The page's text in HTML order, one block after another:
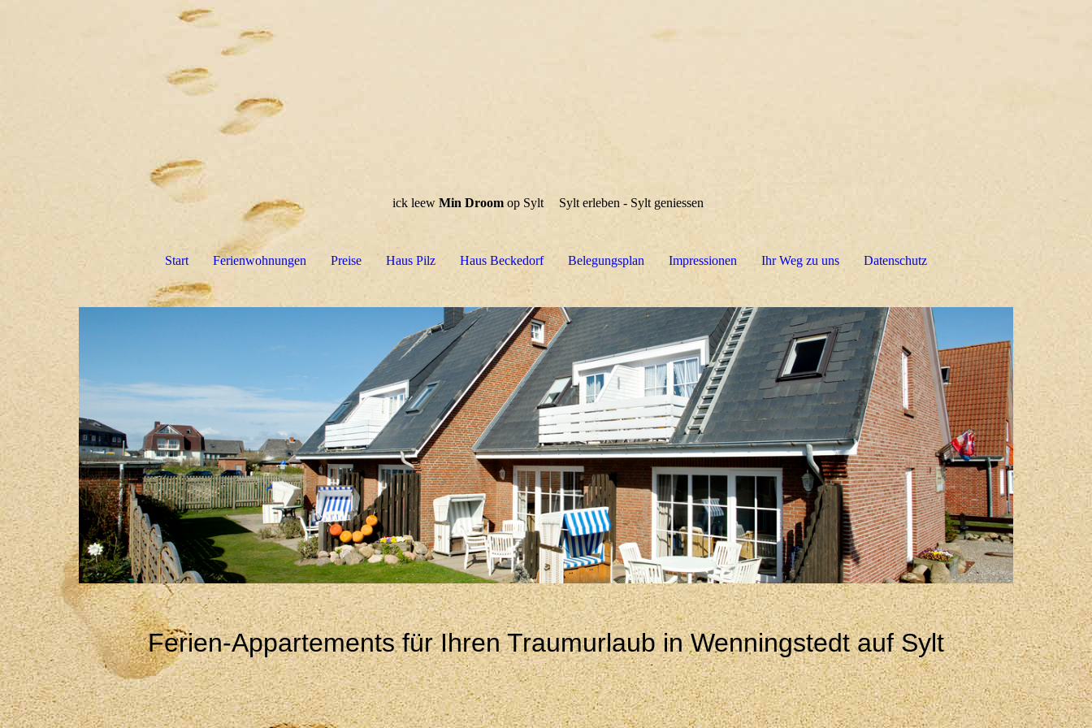
ick leew Min Droomop Sylt Sylt erleben - Sylt geniessen
Start Ferienwohnungen Preise Haus Pilz Haus Beckedorf Belegungsplan Impressionen Ihr Weg zu uns Datenschutz
Ferien-Appartements für Ihren Traumurlaub in Wenningstedt auf Sylt